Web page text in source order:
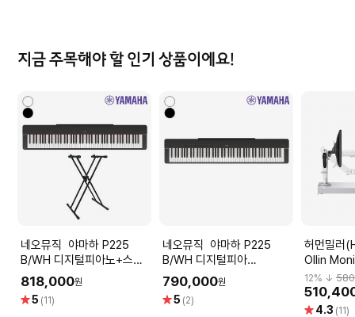
지금 주목해야 할 인기 상품이에요!
네오뮤직 야마하 P225
B/WH 디지털피아노+스탠
드 /YAMAHA Piano
818,000원
별5 (11)
네오뮤직 야마하 P225
B/WH 디지털피아
노/YAMAHA Digital Piano
790,000원
별5 (2)
허먼밀러
Ollin
모니터암
12% ↓
별 4.3 (11)